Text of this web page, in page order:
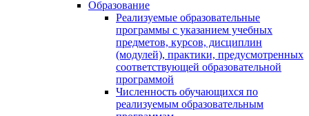
Образование
Реализуемые образовательные
программы с указанием учебных
предметов, курсов, дисциплин
(модулей), практики, предусмотренных
соответствующей образовательной
программой
Численность обучающихся по
реализуемым образовательным